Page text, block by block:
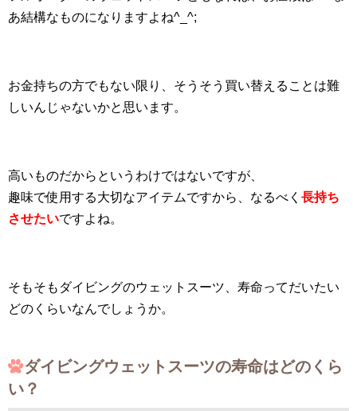
あ結構なものになりますよね^_^;
お金持ちの方でもない限り、そうそう買い替えることは難
しいんじゃないかと思います。
高いものだからというわけではないですが、
趣味で使用する大切なアイテムですから、なるべく 長持ち
させたいですよね。
そもそもダイビングのウェットスーツ、寿命ってだいたい
どのくらいなんでしょうか。
ダイビングウェットスーツの寿命はどのくら
い？